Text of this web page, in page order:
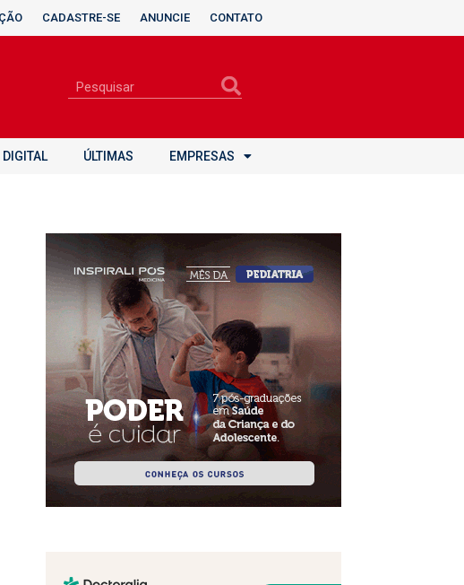
CADASTRE-SE ANUNCIE CONTATO
DIGITAL ÚLTIMAS EMPRESAS